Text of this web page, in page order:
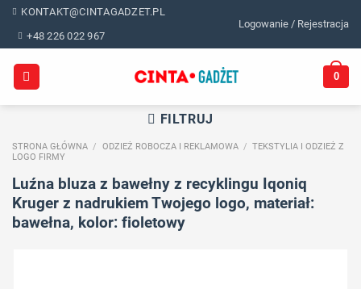
Skip
content
KONTAKT@CINTAGADZET.PL
+48 226 022 967
Logowanie / Rejestracja
0
FILTRUJ
STRONA GŁÓWNA / ODZIEŻ ROBOCZA I REKLAMOWA / TEKSTYLIA I ODZIEŻ Z
LOGO FIRMY
Luźna bluza z bawełny z recyklingu Iqoniq
Kruger z nadrukiem Twojego logo, materiał:
bawełna, kolor: fioletowy